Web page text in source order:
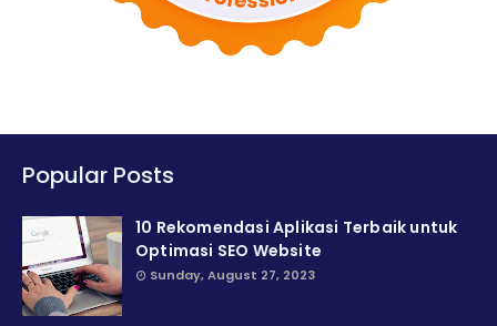
Popular Posts
10 Rekomendasi Aplikasi Terbaik untuk
Optimasi SEO Website
Sunday, August 27, 2023